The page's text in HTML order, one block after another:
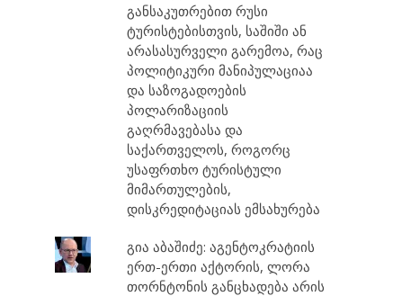
განსაკუთრებით რუსი
ტურისტებისთვის, საშიში ან
არასასურველი გარემოა, რაც
პოლიტიკური მანიპულაციაა
და საზოგადოების
პოლარიზაციის
გაღრმავებასა და
საქართველოს, როგორც
უსაფრთხო ტურისტული
მიმართულების,
დისკრედიტაციას ემსახურება
გია აბაშიძე: აგენტოკრატიის
ერთ-ერთი აქტორის, ლორა
თორნტონის განცხადება არის